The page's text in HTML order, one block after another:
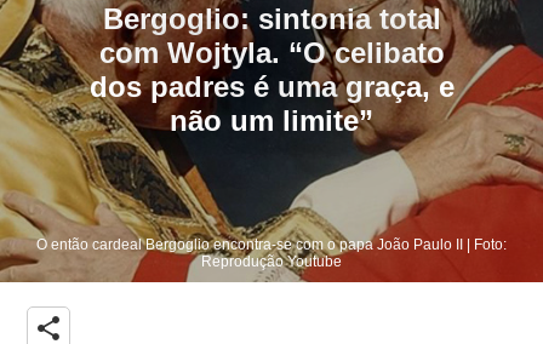
Bergoglio: sintonia total
com Wojtyla. “O celibato
dos padres é uma graça, e
não um limite”
O então cardeal Bergoglio encontra-se com o papa João Paulo II | Foto:
Reprodução Youtube
share